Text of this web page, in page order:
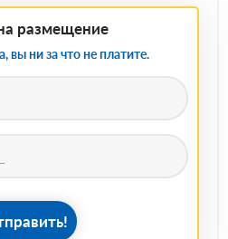
размещение
вы ни за что не платите.